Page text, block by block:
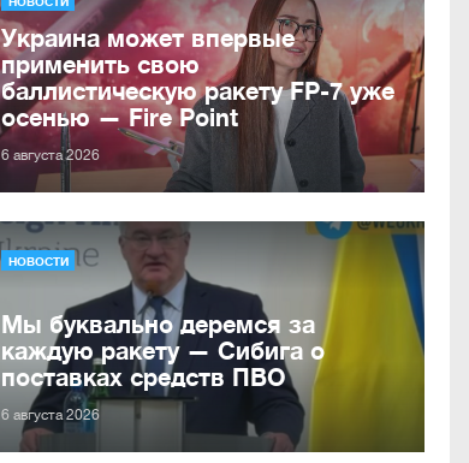
Украина может впервые
применить свою
баллистическую ракету FP-7 уже
осенью — Fire Point
6 августа 2026
НОВОСТИ
Мы буквально деремся за
каждую ракету — Сибига о
поставках средств ПВО
6 августа 2026